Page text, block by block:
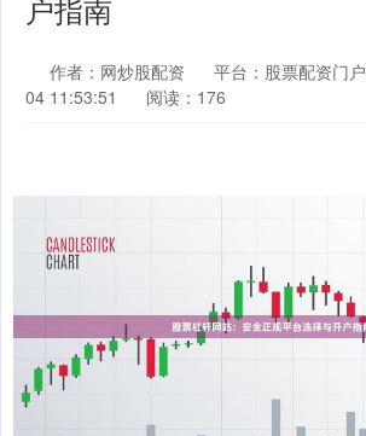
户指南
作者：网炒股配资 平台：股票配资门户
04 11:53:51
阅读：176